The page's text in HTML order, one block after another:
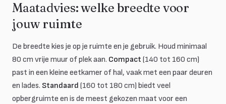
Maatadvies: welke breedte voor
jouw ruimte
De breedte kies je op je ruimte en je gebruik. Houd minimaal
80 cm vrije muur of plek aan. Compact (140 tot 160 cm)
past in een kleine eetkamer of hal, vaak met een paar deuren
en lades. Standaard (160 tot 180 cm) biedt veel
opbergruimte en is de meest gekozen maat voor een